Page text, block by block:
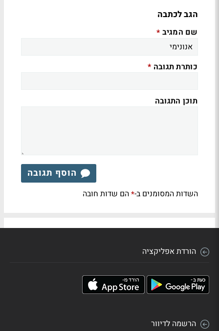
הגב לכתבה
שם המגיב *
כותרת תגובה *
תוכן התגובה
הוסף תגובה
השדות המסומנים ב-*הם שדות חובה
הורדת אפליקציה
הרשמה לדיוור